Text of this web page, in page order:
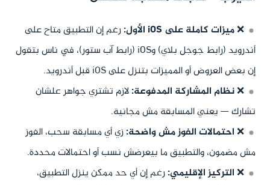
❌ميزات كاملة على iOS الأول:
رغم إن التطبيق متاح على
أندرويد (رابط جوجل بلاي) وiOS (رابط آب ستور)، في ناس بتقول
إن بعض العروض أو المميزات بتنزل على iOS قبل أندرويد.
❌نظام المشاركة المدفوعة:لازم تشتري جواهر علشان
تشارك — يعني المسابقة مش مجانية.
❌احتمالات الفوز مش واضحة:زي أي مسابقة سحب، الفوز
مش مضمون، والتطبيق ما بيعرضش نسب أو احتمالات محددة.
❌التركيز الإقليمي:رغم إن أي حد ممكن ينزل التطبيق،